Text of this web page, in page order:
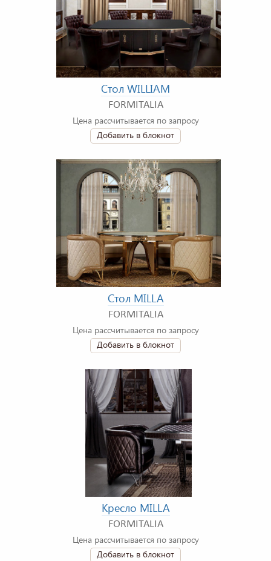
Стол WILLIAM
FORMITALIA
Цена рассчитывается по запросу
Добавить в блокнот
Стол MILLA
FORMITALIA
Цена рассчитывается по запросу
Добавить в блокнот
Кресло MILLA
FORMITALIA
Цена рассчитывается по запросу
Добавить в блокнот